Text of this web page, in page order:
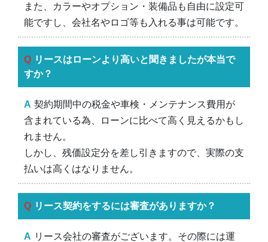
また、カラーやオプション・装備品も自由に設定可
能ですし、会社名やロゴ等も入れる事は可能です。
リースはローンより高いと聞きましたが本当で
すか？
契約期間中の税金や車検・メンテナンス費用が
含まれている為、ローンに比べて高く見えるかもし
れません。
しかし、残価設定分を差し引きますので、実際の支
払いは高くはなりません。
リース契約をするには審査がありますか？
リース会社の審査がございます。その際には運